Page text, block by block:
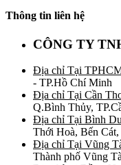
Thông tin liên hệ
CÔNG TY
Địa chỉ Tại
- TP.Hồ Chí Minh
Địa chỉ Tại Cần
Q.Bình Thủy,
Địa chỉ Tại Bình
Thới Hoà, Bến
Địa chỉ Tại Vũng
Thành phố Vũng